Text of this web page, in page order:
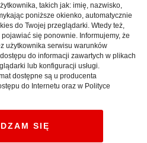
pierwszy szczególnie
domki na wodzie, czyli
ciepłą i krystalicznie
To świetny wybór na
bezpieczeństwa na
są komfortowe
takich jak: imię, nazwisko,
poniższe okienko, automatycznie
do Twojej przeglądarki. Wtedy też,
się ponownie. Informujemy, że
użytkownika serwisu warunków
do informacji zawartych w plikach
lub konfiguracji usługi.
dostępne są u producenta
do Internetu oraz w Polityce
SIĘ